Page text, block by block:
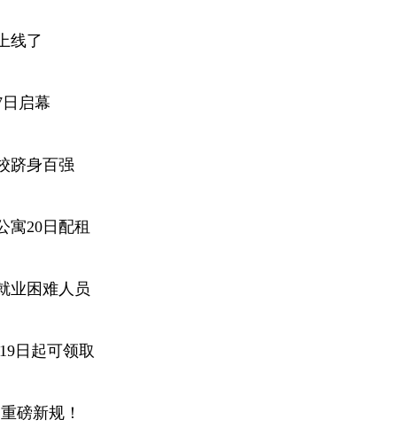
线了
启幕
跻身百强
寓20日配租
业困难人员
日起可领取
磅新规！